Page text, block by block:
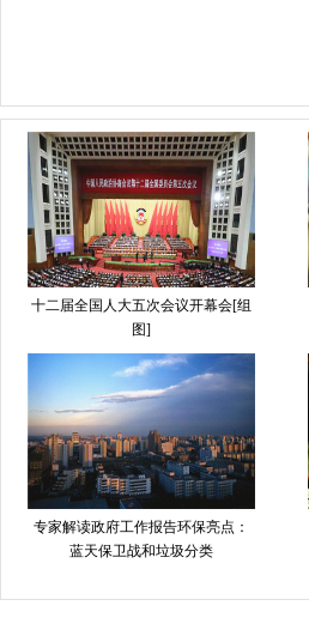
十二届全国人大五次会议开幕会[组
图]
专家解读政府工作报告环保亮点：
蓝天保卫战和垃圾分类